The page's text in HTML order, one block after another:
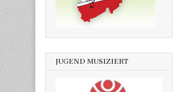
JUGEND MUSIZIERT